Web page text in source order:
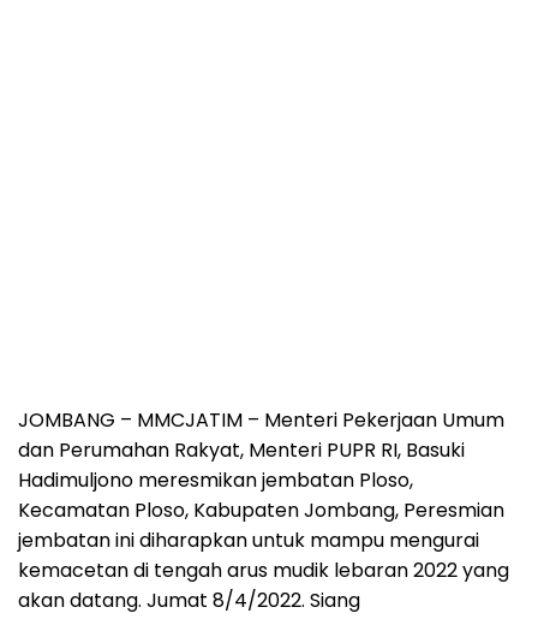
JOMBANG – MMCJATIM – Menteri Pekerjaan Umum
dan Perumahan Rakyat, Menteri PUPR RI, Basuki
Hadimuljono meresmikan jembatan Ploso,
Kecamatan Ploso, Kabupaten Jombang, Peresmian
jembatan ini diharapkan untuk mampu mengurai
kemacetan di tengah arus mudik lebaran 2022 yang
akan datang. Jumat 8/4/2022. Siang